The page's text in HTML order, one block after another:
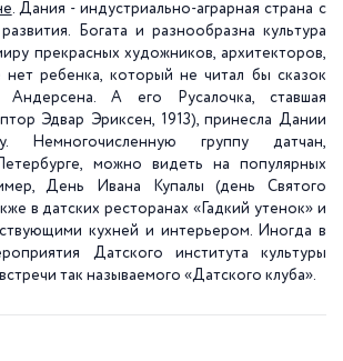
. Дания - индустриально-аграрная страна с
Богата и разнообразна культура
прекрасных художников, архитекторов,
нет ребенка, который не читал бы сказок
Андерсена. А его Русалочка, ставшая
Эдвар Эриксен, 1913), принесла Дании
Немногочисленную группу датчан,
можно видеть на популярных
День Ивана Купалы (день Святого
в датских ресторанах «Гадкий утенок» и
кухней и интерьером. Иногда в
Датского института культуры
так называемого «Датского клуба».